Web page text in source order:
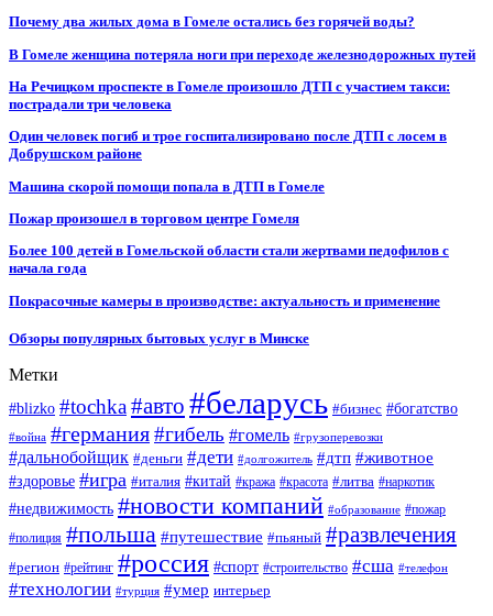
Почему два жилых дома в Гомеле остались без горячей воды?
В Гомеле женщина потеряла ноги при переходе железнодорожных путей
На Речицком проспекте в Гомеле произошло ДТП с участием такси:
пострадали три человека
Один человек погиб и трое госпитализировано после ДТП с лосем в
Добрушском районе
Машина скорой помощи попала в ДТП в Гомеле
Пожар произошел в торговом центре Гомеля
Более 100 детей в Гомельской области стали жертвами педофилов с
начала года
Покрасочные камеры в производстве: актуальность и применение
Обзоры популярных бытовых услуг в Минске
Метки
#blizko #tochka#авто #беларусь #бизнес #богатство
#война #германия#гибель #гомель #грузоперевозки
#дальнобойщик #деньги #дети #долгожитель #дтп #животное
#здоровье #игра #италия #китай #кража #красота #литва #наркотик
#недвижимость #новости компаний #образование #пожар
#полиция #польша #путешествие #пьяный #развлечения
#регион #рейтинг #россия #спорт #строительство #сша #телефон
#технологии #турция #умер интерьер